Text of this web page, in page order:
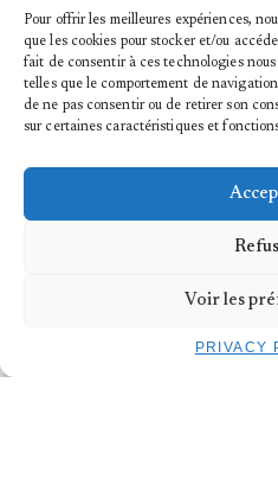
Pour offrir les meilleures expériences,
que les cookies pour stocker et/ou
fait de consentir à ces technologies
telles que le comportement de
de ne pas consentir ou de retirer son
sur certaines caractéristiques et
Voir les
PRIVACY
CONTACT US